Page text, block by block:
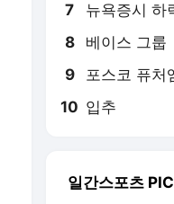
7 뉴욕증시 하
8 베이스 그룹
9 포스코 퓨처
10 입추
일간스포츠